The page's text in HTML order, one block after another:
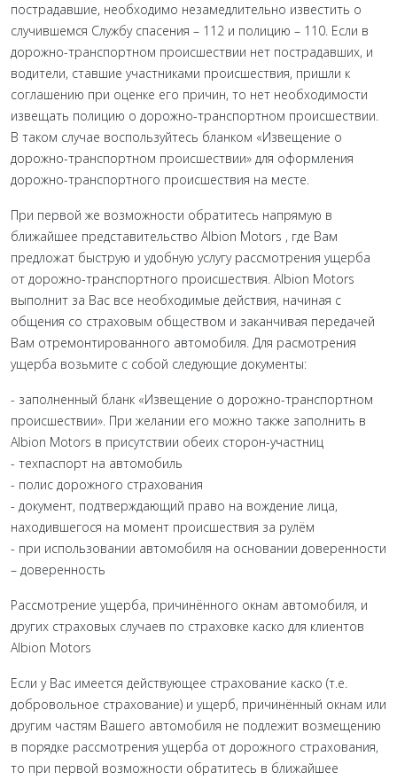
пострадавшие, необходимо незамедлительно известить о
случившемся Службу спасения – 112 и полицию – 110. Если в
дорожно-транспортном происшествии нет пострадавших, и
водители, ставшие участниками происшествия, пришли к
соглашению при оценке его причин, то нет необходимости
извещать полицию о дорожно-транспортном происшествии.
В таком случае воспользуйтесь бланком «Извещение о
дорожно-транспортном происшествии» для оформления
дорожно-транспортного происшествия на месте.
При первой же возможности обратитесь напрямую в
ближайшее представительство Albion Motors , где Вам
предложат быструю и удобную услугу рассмотрения ущерба
от дорожно-транспортного происшествия. Albion Motors
выполнит за Вас все необходимые действия, начиная с
общения со страховым обществом и заканчивая передачей
Вам отремонтированного автомобиля. Для расмотрения
ущерба возьмите с собой следующие документы:
- заполненный бланк «Извещение о дорожно-транспортном
происшествии». При желании его можно также заполнить в
Albion Motors в присутствии обеих сторон-участниц
- техпаспорт на автомобиль
- полис дорожного страхования
- документ, подтверждающий право на вождение лица,
находившегося на момент происшествия за рулём
- при использовании автомобиля на основании доверенности
– доверенность
Рассмотрение ущерба, причинённого окнам автомобиля, и
других страховых случаев по страховке каско для клиентов
Albion Motors
Если у Вас имеется действующее страхование каско (т.е.
добровольное страхование) и ущерб, причинённый окнам или
другим частям Вашего автомобиля не подлежит возмещению
в порядке рассмотрения ущерба от дорожного страхования,
то при первой возможности обратитесь в ближайшее